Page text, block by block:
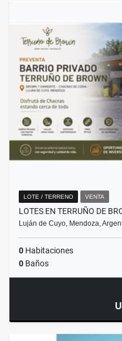
LOTE / TERRENO VENTA
LOTES EN TERRUÑO DE
Luján de Cuyo, Mendoza,
0 Habitaciones
0 Baños